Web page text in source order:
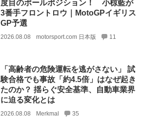
度目のポールポジション！ 小椋藍が
3番手フロントロウ｜MotoGPイギリス
GP予選
2026.08.08 motorsport.com 日本版 11
「高齢者の危険運転を逃がさない」 試
験合格でも事故「約4.5倍」はなぜ起き
たのか？ 揺らぐ安全基準、自動車業界
に迫る変化とは
2026.08.08 Merkmal 35